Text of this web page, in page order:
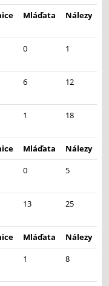
Mláďata Nálezy
0 1
6 12
1 18
Mláďata
Nálezy
0 5
13 25
Mláďata
Nálezy
1 8